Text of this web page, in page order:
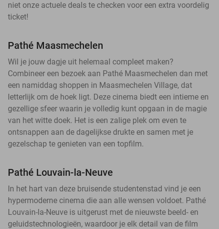
niet onze actuele deals te checken voor een extra voordelig
ticket!
Pathé Maasmechelen
Wil je jouw dagje uit helemaal compleet maken?
Combineer een bezoek aan Pathé Maasmechelen dan met
een namiddag shoppen in Maasmechelen Village, dat
letterlijk om de hoek ligt. Deze cinema biedt een intieme en
gezellige sfeer waarin je volledig kunt opgaan in de magie
van het witte doek. Het is een zalige plek om even te
ontsnappen aan de dagelijkse drukte en samen met je
gezelschap te genieten van een topfilm.
Pathé Louvain-la-Neuve
In het hart van deze bruisende studentenstad vind je een
hypermoderne cinema die aan alle wensen voldoet. Pathé
Louvain-la-Neuve is uitgerust met de nieuwste beeld- en
geluidstechnologieën, waardoor je elk detail van de film